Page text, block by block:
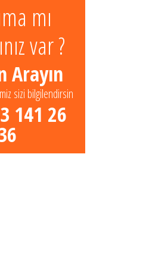
mı
var ?
Arayın
sizi bilgilendirsin
141 26